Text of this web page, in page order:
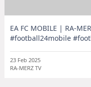
EA FC MOBILE | RA-
#football24mobile
23 Feb 2025
RA-MERZ TV